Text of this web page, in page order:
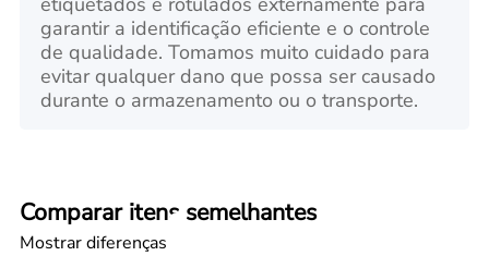
garantir a identificação eficiente e o controle
de qualidade. Tomamos muito cuidado para
evitar qualquer dano que possa ser causado
durante o armazenamento ou o transporte.
Comparar itens semelhantes
Mostrar diferenças